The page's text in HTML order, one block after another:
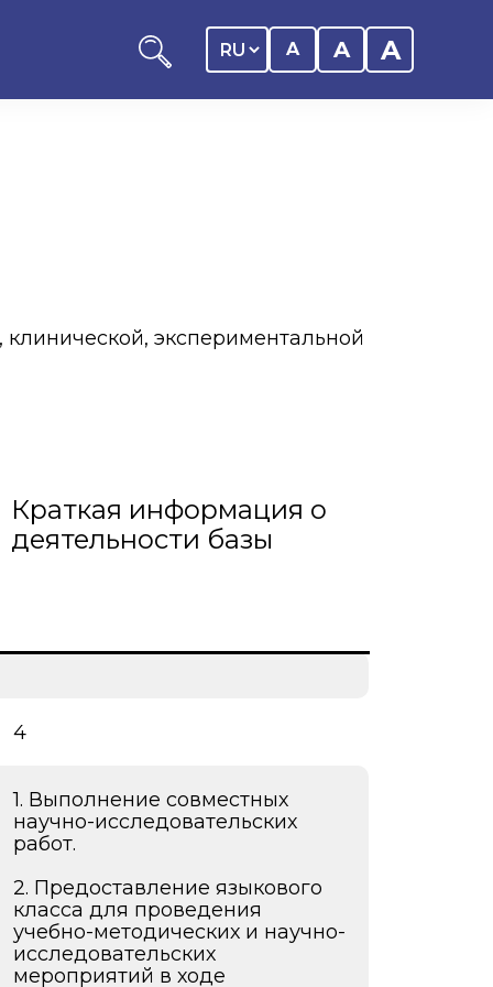
КАСУ
развития
и личности
A A A
экспериментальной
Краткая информация о
деятельности базы
4
1. Выполнение совместных
научно-исследовательских
работ.
2. Предоставление языкового
класса для проведения
учебно-методических и научно-
исследовательских
мероприятий в ходе